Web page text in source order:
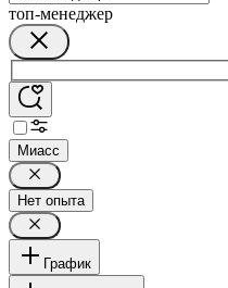
топ-менеджер
Миасс
Нет опыта
График